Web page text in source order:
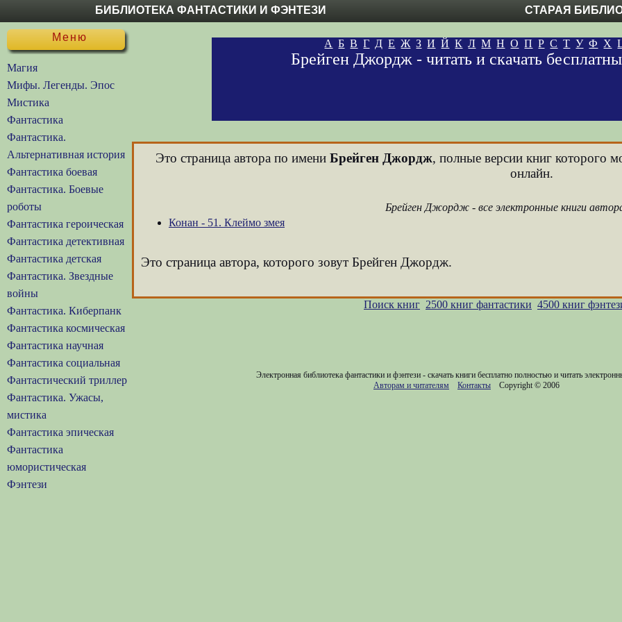
БИБЛИОТЕКА ФАНТАСТИКИ И ФЭНТЕЗИ СТАРАЯ
Меню
Магия
Мифы. Легенды. Эпос
Мистика
Фантастика
Фантастика.
Альтернативная история
Фантастика боевая
Фантастика. Боевые
роботы
Фантастика героическая
Фантастика детективная
Фантастика детская
Фантастика. Звездные
войны
Фантастика. Киберпанк
Фантастика космическая
Фантастика научная
Фантастика социальная
Фантастический триллер
Фантастика. Ужасы,
мистика
Фантастика эпическая
Фантастика
юмористическая
Фэнтези
А Б В Г Д Е Ж З И Й К Л М Н О П Р С Т У Ф Х
Брейген Джордж - читать и скачать
Это страница автора по имени Брейген Джордж, полные версии книг которого
онлайн.
Брейген Джордж - все электронные книги
Конан - 51. Клеймо змея
Это страница автора, которого зовут Брейген Джордж.
Поиск книг 2500 книг фантастики 4500 книг
Электронная библиотека фантастики и фэнтези - скачать книги бесплатно полностью и читать
Авторам и читателям
Контакты Copyright © 2006